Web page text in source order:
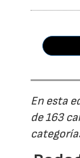
En esta
de 163